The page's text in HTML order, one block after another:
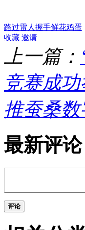
路过雷人 握手鲜花鸡蛋
收藏 邀请
上一篇：
竞赛成功
推蚕桑
最新评论
评论